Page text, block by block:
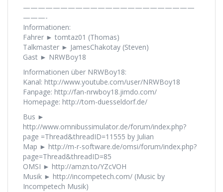
———————————————————————
———-
Informationen:
Fahrer ► tomtaz01 (Thomas)
Talkmaster ► JamesChakotay (Steven)
Gast ► NRWBoy18
Informationen über NRWBoy18:
Kanal: http://www.youtube.com/user/NRWBoy18
Fanpage: http://fan-nrwboy18.jimdo.com/
Homepage: http://tom-duesseldorf.de/
Bus ►
http://www.omnibussimulator.de/forum/index.php?
page =Thread&threadID=11555 by Julian
Map ► http://m-r-software.de/omsi/forum/index.php?
page=Thread&threadID=85
OMSI ► http://amzn.to/YZcVOH
Musik ► http://incompetech.com/ (Music by
Incompetech Musik)